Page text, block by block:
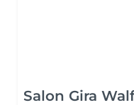
Salon Gira